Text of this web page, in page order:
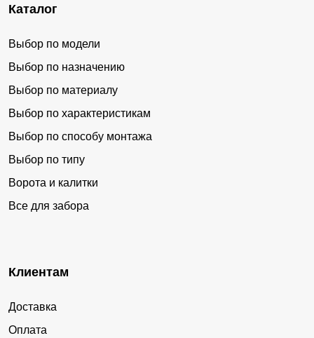
Каталог
Выбор по модели
Выбор по назначению
Выбор по материалу
Выбор по характеристикам
Выбор по способу монтажа
Выбор по типу
Ворота и калитки
Все для забора
Клиентам
Доставка
Оплата